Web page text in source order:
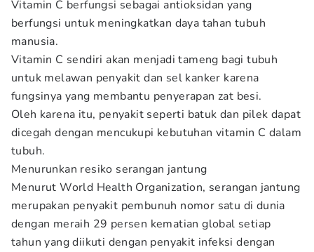
Vitamin C berfungsi sebagai antioksidan yang
berfungsi untuk meningkatkan daya tahan tubuh
manusia.
Vitamin C sendiri akan menjadi tameng bagi tubuh
untuk melawan penyakit dan sel kanker karena
fungsinya yang membantu penyerapan zat besi.
Oleh karena itu, penyakit seperti batuk dan pilek dapat
dicegah dengan mencukupi kebutuhan vitamin C dalam
tubuh.
Menurunkan resiko serangan jantung
Menurut World Health Organization, serangan jantung
merupakan penyakit pembunuh nomor satu di dunia
dengan meraih 29 persen kematian global setiap
tahun yang diikuti dengan penyakit infeksi dengan